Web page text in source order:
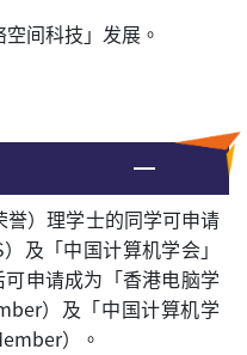
间科技」发展。
）理学士的同学可申请
及「中国计算机学会」
可申请成为「香港电脑学
）及「中国计算机学
）。